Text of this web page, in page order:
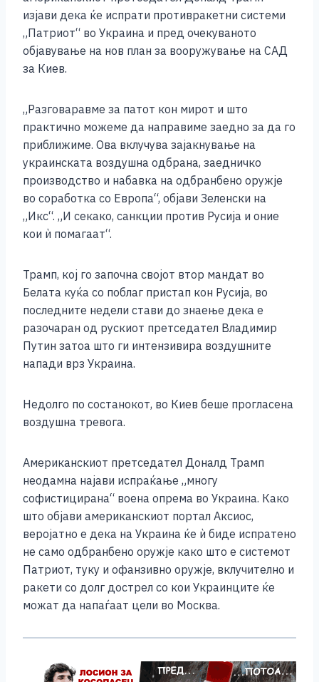
изјави дека ќе испрати противракетни системи
„Патриот“ во Украина и пред очекуваното
објавување на нов план за вооружување на САД
за Киев.
„Разговаравме за патот кон мирот и што
практично можеме да направиме заедно за да го
приближиме. Ова вклучува зајакнување на
украинската воздушна одбрана, заедничко
производство и набавка на одбранбено оружје
во соработка со Европа“, објави Зеленски на
„Икс“. „И секако, санкции против Русија и оние
кои ѝ помагаат“.
Трамп, кој го започна својот втор мандат во
Белата куќа со поблаг пристап кон Русија, во
последните недели стави до знаење дека е
разочаран од рускиот претседател Владимир
Путин затоа што ги интензивира воздушните
напади врз Украина.
Недолго по состанокот, во Киев беше прогласена
воздушна тревога.
Американскиот претседател Доналд Трамп
неодамна најави испраќање „многу
софистицирана“ воена опрема во Украина. Како
што објави американскиот портал Аксиос,
веројатно е дека на Украина ќе ѝ биде испратено
не само одбранбено оружје како што е системот
Патриот, туку и офанзивно оружје, вклучително и
ракети со долг дострел со кои Украинците ќе
можат да напаѓаат цели во Москва.